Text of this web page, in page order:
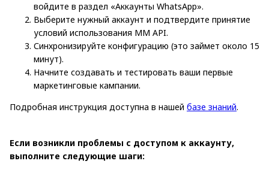
войдите в раздел «Аккаунты WhatsApp».
Выберите нужный аккаунт и подтвердите принятие
условий использования MM API.
Синхронизируйте конфигурацию (это займет около 15
минут).
Начните создавать и тестировать ваши первые
маркетинговые кампании.
Подробная инструкция доступна в нашей базе знаний.
Если возникли проблемы с доступом к аккаунту,
выполните следующие шаги: